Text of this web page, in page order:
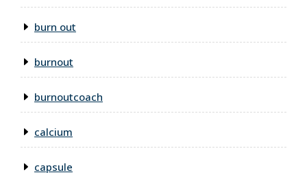
burn out
burnout
burnoutcoach
calcium
capsule